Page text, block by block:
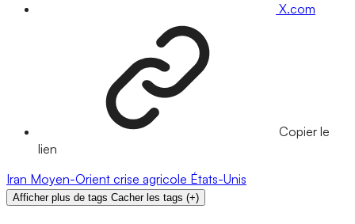
X.com
Copier le
lien
Iran Moyen-Orient crise agricole États-Unis
Afficher plus de tags Cacher les tags (+)